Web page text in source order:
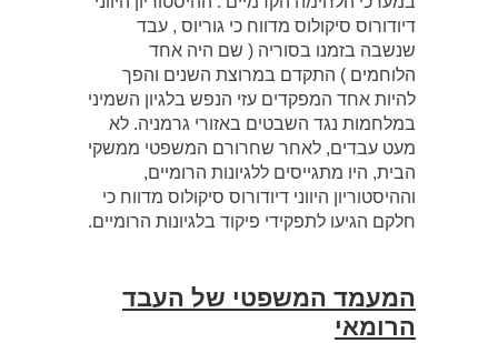
דיודורוס סיקולוס מדווח כי גוריוס , עבד
שנשבה בזמנו בסוריה ( שם היה אחד
הלוחמים ) התקדם במרוצת השנים והפך
להיות אחד המפקדים עזי הנפש בלגיון השמיני
במלחמות נגד השבטים באזורי גרמניה. לא
מעט עבדים, לאחר שחרורם המשפטי ממשקי
הבית, היו מתגייסים ללגיונות הרומיים,
וההיסטוריון היווני דיודורוס סיקולוס מדווח כי
חלקם הגיעו לתפקידי פיקוד בלגיונות הרומיים.
המעמד המשפטי של העבד
הרומאי